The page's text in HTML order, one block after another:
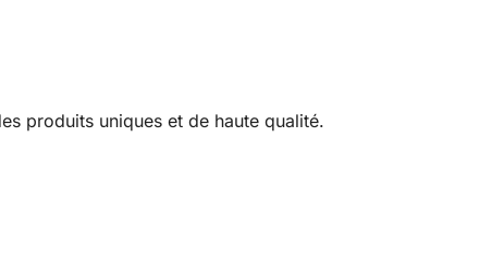
produits uniques et de haute qualité.